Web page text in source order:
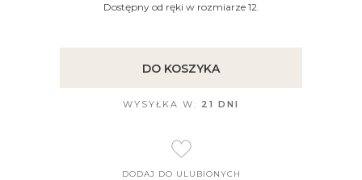
Dostępny od ręki w rozmiarze 12.
DO KOSZYKA
WYSYŁKA W: 21 DNI
DODAJ DO ULUBIONYCH